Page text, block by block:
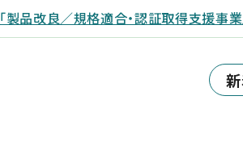
「製品改良／規格適合・認証取得支援事業